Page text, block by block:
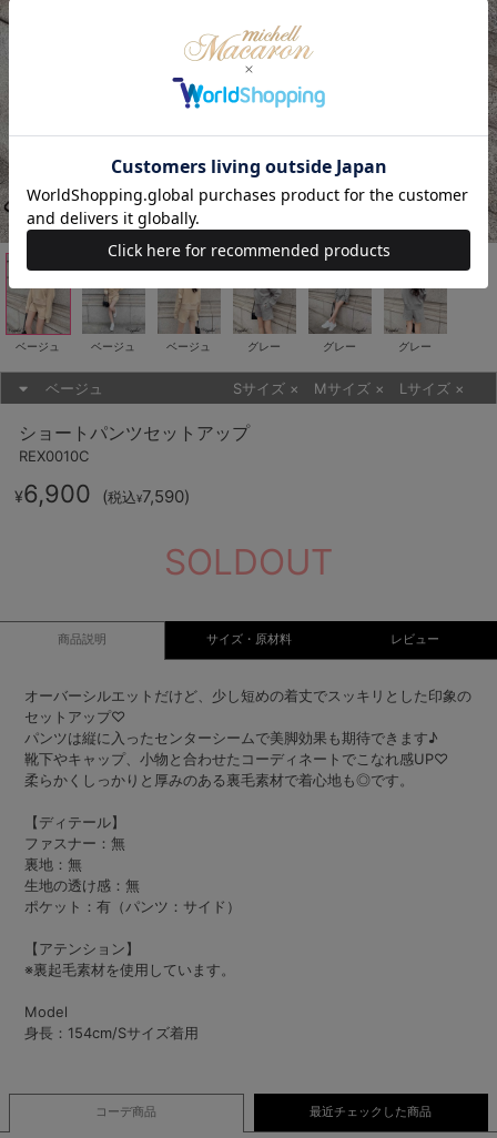
ベージュ ベージュ ベージュ グレー グレー グレー
ベージュ Sサイズ × Mサイズ × Lサイズ ×
ショートパンツセットアップ
REX0010C
¥6,900 (税込¥7,590)
SOLDOUT
商品説明 サイズ・原材料 レビュー
オーバーシルエットだけど、少し短めの着丈でスッキリとした印象の
セットアップ♡
パンツは縦に入ったセンターシームで美脚効果も期待できます♪
靴下やキャップ、小物と合わせたコーディネートでこなれ感UP♡
柔らかくしっかりと厚みのある裏毛素材で着心地も◎です。
【ディテール】
ファスナー：無
裏地：無
生地の透け感：無
ポケット：有（パンツ：サイド）
【アテンション】
※裏起毛素材を使用しています。
Model
身長：154cm/Sサイズ着用
コーデ商品 最近チェックした商品